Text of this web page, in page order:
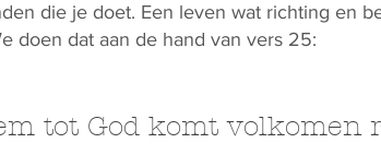
die je doet. Een leven wat richting en
doen dat aan de hand van vers 25:
tot God komt volkomen